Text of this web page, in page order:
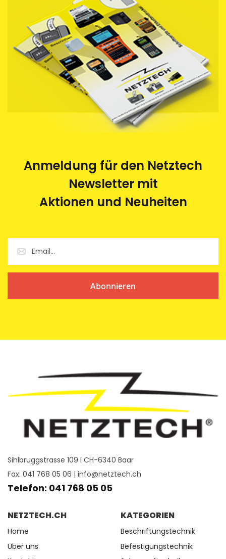
Anmeldung für den Netztech
Newsletter mit
Aktionen und Neuheiten
Abonnieren
Sihlbruggstrasse 109 I CH-6340 Baar
Fax: 041 768 05 06 | info@netztech.ch
Telefon: 041 768 05 05
NETZTECH.CH
Home
Über uns
KATEGORIEN
Beschriftungstechnik
Befestigungstechnik